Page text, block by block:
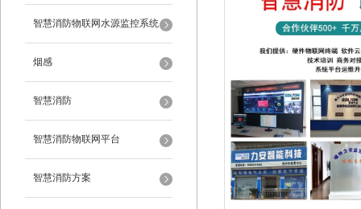
智慧消防物联网水源监控系统
烟感
智慧消防
智慧消防物联网平台
智慧消防方案